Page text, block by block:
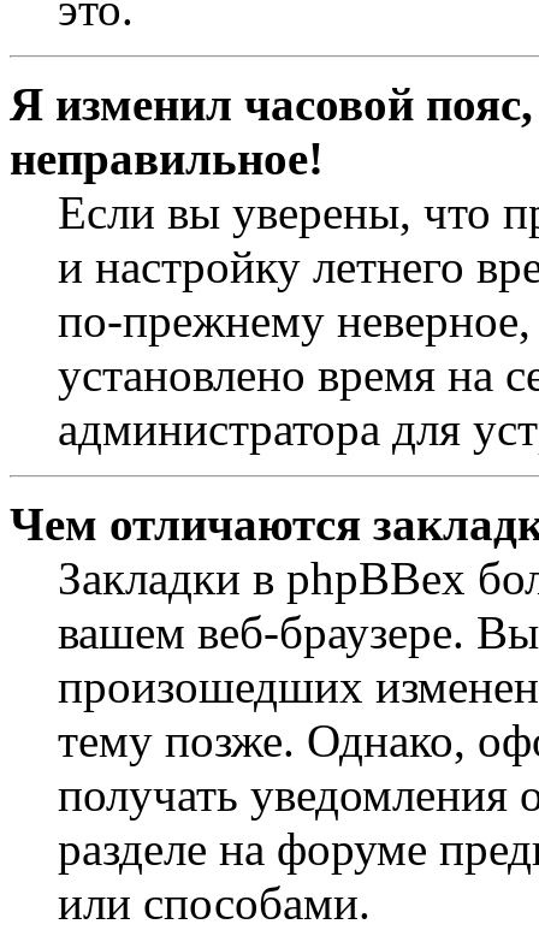
Я изменил часовой
неправильное!
Если вы уверены, что
и настройку летнего
по-прежнему неверное,
установлено время на
администратора для
Чем отличаются
Закладки в phpBBex
вашем веб-браузере.
произошедших
тему позже. Однако,
получать уведомления
разделе на форуме
или способами.